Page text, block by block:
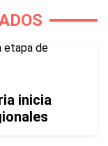
inicia